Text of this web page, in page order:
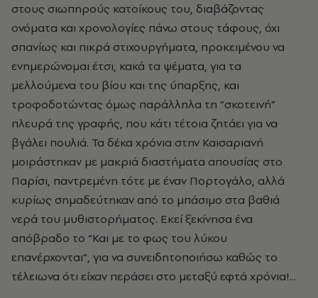
στους σιωπηρούς κατοίκους του, διαβάζοντας
ονόματα και χρονολογίες πάνω στους τάφους, όχι
σπανίως και πικρά στιχουργήματα, προκειμένου να
ενημερώνομαι έτσι, κακά τα ψέματα, για τα
μελλούμενα του βίου και της ύπαρξης, και
τροφοδοτώντας όμως παράλληλα τη “σκοτεινή”
πλευρά της γραφής, που κάτι τέτοια ζητάει για να
βγάλει πουλιά. Τα δέκα χρόνια στην Καισαριανή
μοιράστηκαν με μακριά διαστήματα απουσίας στο
Παρίσι, παντρεμένη τότε με έναν Πορτογάλο, αλλά
κυρίως σημαδεύτηκαν από το μπάσιμο στα βαθιά
νερά του μυθιστορήματος. Εκεί ξεκίνησα ένα
απόβραδο το “Και με το φως του λύκου
επανέρχονται”, για να συνειδητοποιήσω καθώς το
τέλειωνα ότι είχαν περάσει στο μεταξύ εφτά χρόνια!...